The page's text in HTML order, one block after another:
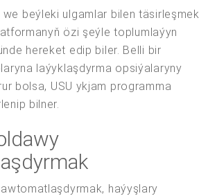
we beýleki ulgamlar bilen täsirleşmek
özi şeýle toplumlaýyn
hereket edip biler. Belli bir
laýyklaşdyrma opsiýalaryny
bolsa, USU ykjam programma
bilner.
haýyşlary